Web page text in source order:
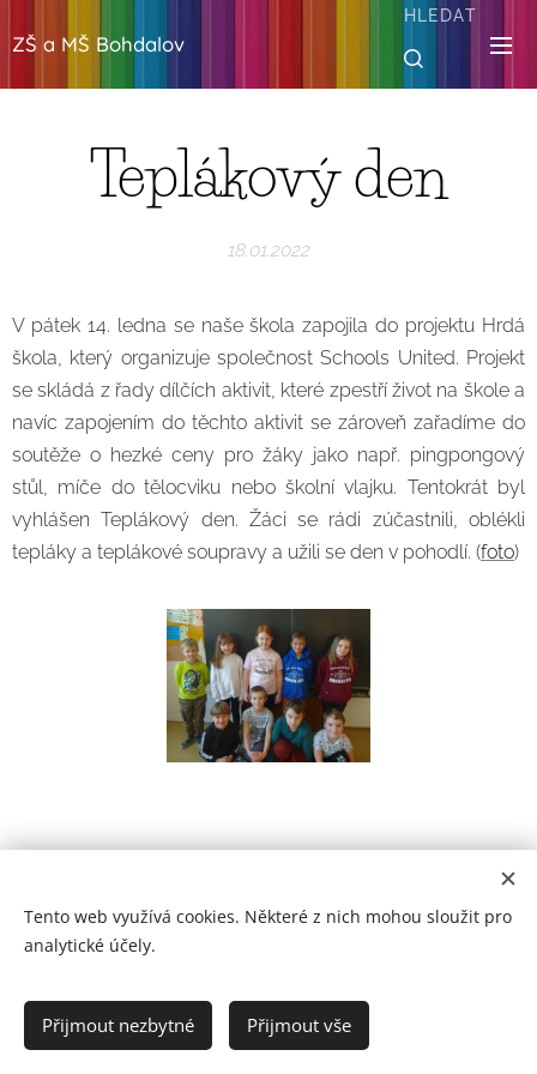
ZŠ a MŠ Bohdalov
HLEDAT
Teplákový den
18.01.2022
V pátek 14. ledna se naše škola zapojila do projektu Hrdá
škola, který organizuje společnost Schools United. Projekt
se skládá z řady dílčích aktivit, které zpestří život na škole a
navíc zapojením do těchto aktivit se zároveň zařadíme do
soutěže o hezké ceny pro žáky jako např. pingpongový
stůl, míče do tělocviku nebo školní vlajku. Tentokrát byl
vyhlášen Teplákový den. Žáci se rádi zúčastnili, oblékli
tepláky a teplákové soupravy a užili se den v pohodlí. (foto)
Cookies
Tento web využívá cookies. Některé z nich mohou sloužit pro
analytické účely.
Přijmout nezbytné Přijmout vše